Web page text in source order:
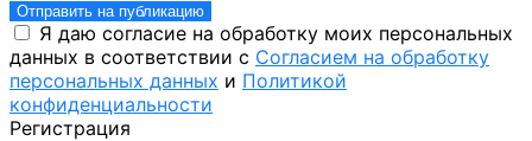
Отправить на публикацию
Я даю согласие на обработку моих персональных
данных в соответствии с Согласием на обработку
персональных данных и Политикой
конфиденциальности
Регистрация